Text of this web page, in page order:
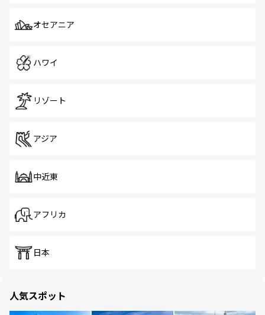
オセアニア
ハワイ
リゾート
アジア
中近東
アフリカ
日本
人気スポット